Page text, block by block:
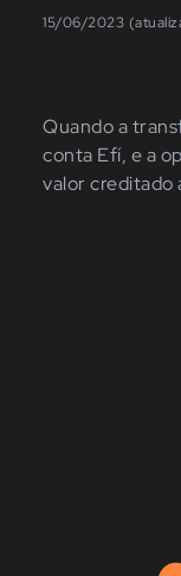
15/06/2023
Quando a
conta Efí, e a
valor creditado